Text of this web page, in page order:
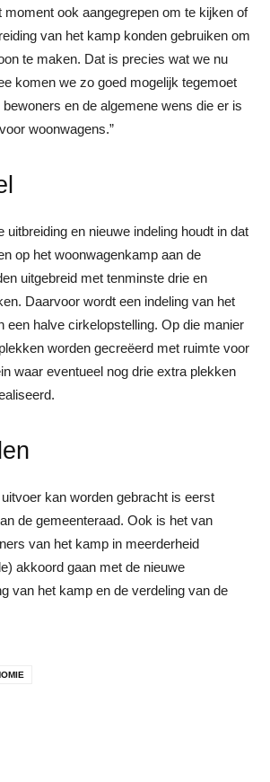
moment ook aangegrepen om te kijken of
van het kamp konden gebruiken om
te maken. Dat is precies wat we nu
komen we zo goed mogelijk tegemoet
en de algemene wens die er is
woonwagens.”
uitbreiding en nieuwe indeling houdt in dat
op het woonwagenkamp aan de
uitgebreid met tenminste drie en
Daarvoor wordt een indeling van het
een halve cirkelopstelling. Op die manier
worden gecreëerd met ruimte voor
waar eventueel nog drie extra plekken
kan worden gebracht is eerst
de gemeenteraad. Ook is het van
van het kamp in meerderheid
akkoord gaan met de nieuwe
van het kamp en de verdeling van de